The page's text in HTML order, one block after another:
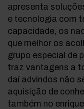
apresenta
e tecnologia com
capacidade, os
que melhor os
grupo especial de
traz vantagens a
daí advindos não
aquisição de
também no